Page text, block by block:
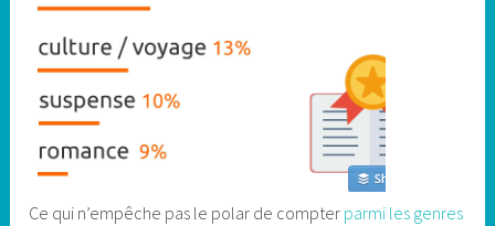
Ce qui n’empêche pas le polar de compter parmi les genres